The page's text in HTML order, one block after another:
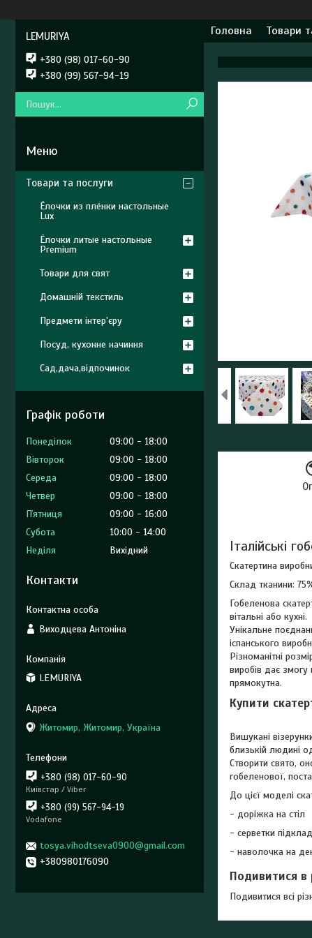
Головна Товари
Італійські
Скатертина
Склад тканини:
Гобеленова
вітальні або кухні.
Унікальне
іспанського
Різноманітні
виробів дає
прямокутна.
Купити
Вишукані
близькій людині
Створити свято,
гобеленової,
До цієї моделі
- доріжка на стіл
- серветки
- наволочка на
Подивитися в
Подивитися всі
LEMURIYA
+380 (98) 017-60-90
+380 (99) 567-94-19
Товари та послуги
Ёлочки из плёнки настольные
Lux
Ёлочки литые настольные
Premium
Товари для свят
Домашній текстиль
Предмети інтер'єру
Посуд, кухонне начиння
Сад,дача,відпочинок
Графік роботи
Понеділок 09:00
18:00
Вівторок
09:00
18:00
Середа
09:00
18:00
Четвер
09:00
18:00
Пʼятниця
09:00
16:00
Субота
10:00
14:00
Неділя
Вихідний
Контакти
Виходцева Антоніна
LEMURIYA
Житомир, Житомир, Україна
+380 (98) 017-60-90
Київстар / Viber
+380 (99) 567-94-19
Vodafone
tosya.vihodtseva0900@gmail.com
+380980176090